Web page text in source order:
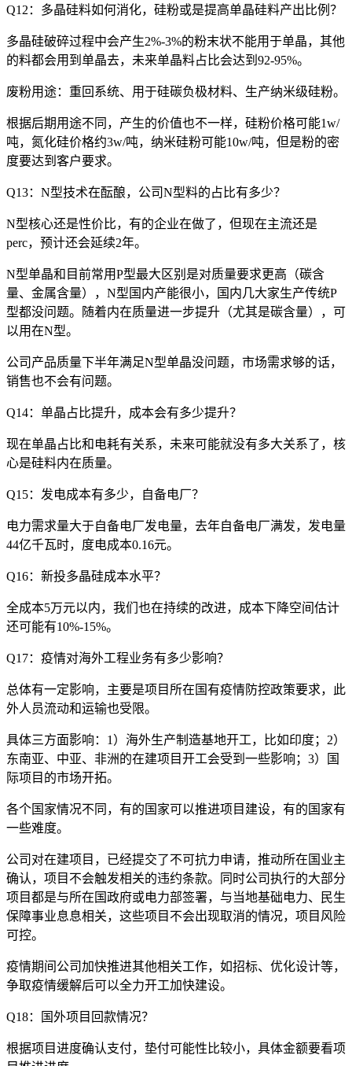
Q12：多晶硅料如何消化，硅粉或是提高单晶硅料产出比例？
多晶硅破碎过程中会产生2%-3%的粉末状不能用于单晶，其他
的料都会用到单晶去，未来单晶料占比会达到92-95%。
废粉用途：重回系统、用于硅碳负极材料、生产纳米级硅粉。
根据后期用途不同，产生的价值也不一样，硅粉价格可能1w/
吨，氮化硅价格约3w/吨，纳米硅粉可能10w/吨，但是粉的密
度要达到客户要求。
Q13：N型技术在酝酿，公司N型料的占比有多少？
N型核心还是性价比，有的企业在做了，但现在主流还是
perc，预计还会延续2年。
N型单晶和目前常用P型最大区别是对质量要求更高（碳含
量、金属含量），N型国内产能很小，国内几大家生产传统P
型都没问题。随着内在质量进一步提升（尤其是碳含量），可
以用在N型。
公司产品质量下半年满足N型单晶没问题，市场需求够的话，
销售也不会有问题。
Q14：单晶占比提升，成本会有多少提升？
现在单晶占比和电耗有关系，未来可能就没有多大关系了，核
心是硅料内在质量。
Q15：发电成本有多少，自备电厂？
电力需求量大于自备电厂发电量，去年自备电厂满发，发电量
44亿千瓦时，度电成本0.16元。
Q16：新投多晶硅成本水平？
全成本5万元以内，我们也在持续的改进，成本下降空间估计
还可能有10%-15%。
Q17：疫情对海外工程业务有多少影响？
总体有一定影响，主要是项目所在国有疫情防控政策要求，此
外人员流动和运输也受限。
具体三方面影响：1）海外生产制造基地开工，比如印度；2）
东南亚、中亚、非洲的在建项目开工会受到一些影响；3）国
际项目的市场开拓。
各个国家情况不同，有的国家可以推进项目建设，有的国家有
一些难度。
公司对在建项目，已经提交了不可抗力申请，推动所在国业主
确认，项目不会触发相关的违约条款。同时公司执行的大部分
项目都是与所在国政府或电力部签署，与当地基础电力、民生
保障事业息息相关，这些项目不会出现取消的情况，项目风险
可控。
疫情期间公司加快推进其他相关工作，如招标、优化设计等，
争取疫情缓解后可以全力开工加快建设。
Q18：国外项目回款情况？
根据项目进度确认支付，垫付可能性比较小，具体金额要看项